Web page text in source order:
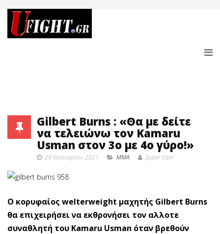
Gilbert Burns : «Θα με δείτε
να τελειώνω τον Kamaru
Usman στον 3ο με 4ο γύρο!»
29 Ιανουαρίου 2021 MMA Super User
Ο κορυφαίος welterweight μαχητής Gilbert Burns
θα επιχειρήσει να εκθρονήσει τον αλλοτε
συναθλητή του Kamaru Usman όταν βρεθούν